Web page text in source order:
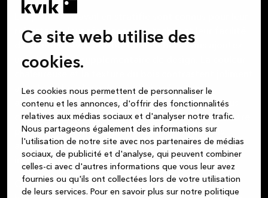
Ce site web utilise des
cookies.
Les cookies nous permettent de personnaliser le
contenu et les annonces, d'offrir des fonctionnalités
relatives aux médias sociaux et d'analyser notre trafic.
Nous partageons également des informations sur
l'utilisation de notre site avec nos partenaires de médias
sociaux, de publicité et d'analyse, qui peuvent combiner
celles-ci avec d'autres informations que vous leur avez
fournies ou qu'ils ont collectées lors de votre utilisation
de leurs services. Pour en savoir plus sur notre politique
robustesse, leur résistance aux taches et leur facilité
d'entretien. Avec une bordure en bois, vous ajoutez
une dimension supplémentaire de design. La couleur
avec la surface lisse du stratifié, créant une
apparence sophistiquée et intemporelle. Que vous
choisissiez du chêne naturel ou du chêne foncé, votre
plan de travail en stratifié avec bordure en bois
ajoutera une touche unique et personnelle à votre
intérieur.
Optez pour un plan de travail en stratifié avec